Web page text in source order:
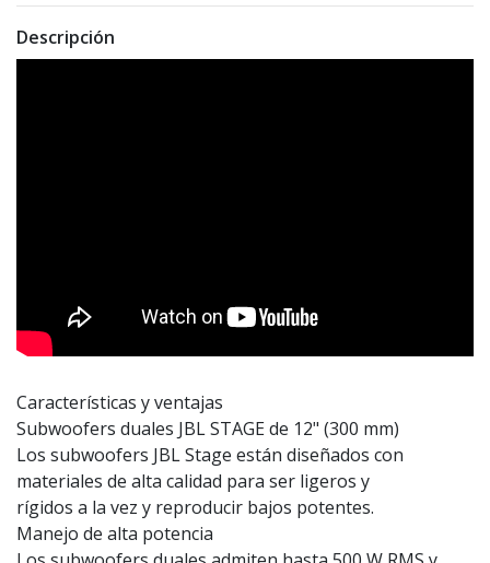
Descripción
Características y ventajas
Subwoofers duales JBL STAGE de 12" (300 mm)
Los subwoofers JBL Stage están diseñados con
materiales de alta calidad para ser ligeros y
rígidos a la vez y reproducir bajos potentes.
Manejo de alta potencia